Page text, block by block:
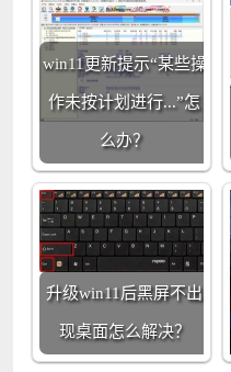
win11更新提示“某些操
作未按计划进行...”怎
么办？
升级win11后黑屏不出
现桌面怎么解决？